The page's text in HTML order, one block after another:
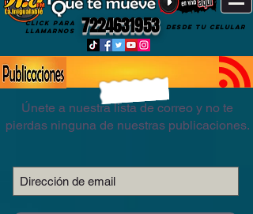
7224631953
CLICK PARA
LLAMARNOS
DESDE TU CELULAR
Únete a nuestra lista de correo y no te
pierdas ninguna de nuestras publicaciones.